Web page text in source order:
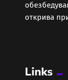
открива
Links